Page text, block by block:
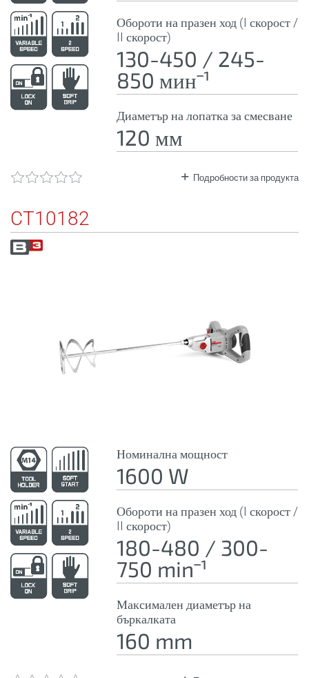
Обороти на празен ход (I скорост /
II скорост)
130-450 / 245-
850 минˉ¹
Диаметър на лопатка за смесване
120 мм
Подробности за продукта
CT10182
Номинална мощност
1600 W
Обороти на празен ход (I скорост /
II скорост)
180-480 / 300-
750 minˉ¹
Максимален диаметър на
бъркалката
160 mm